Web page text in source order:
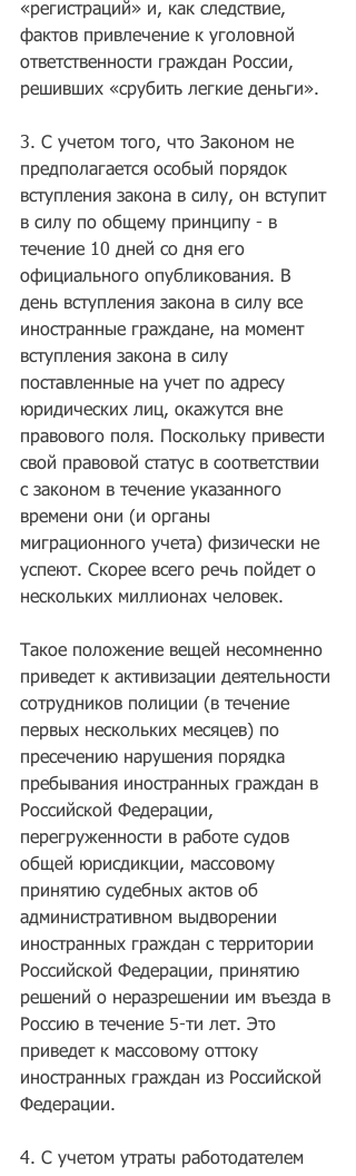
«регистраций» и, как следствие,
фактов привлечение к уголовной
ответственности граждан России,
решивших «срубить легкие деньги».
3. С учетом того, что Законом не
предполагается особый порядок
вступления закона в силу, он вступит
в силу по общему принципу - в
течение 10 дней со дня его
официального опубликования. В
день вступления закона в силу все
иностранные граждане, на момент
вступления закона в силу
поставленные на учет по адресу
юридических лиц, окажутся вне
правового поля. Поскольку привести
свой правовой статус в соответствии
с законом в течение указанного
времени они (и органы
миграционного учета) физически не
успеют. Скорее всего речь пойдет о
нескольких миллионах человек.
Такое положение вещей несомненно
приведет к активизации деятельности
сотрудников полиции (в течение
первых нескольких месяцев) по
пресечению нарушения порядка
пребывания иностранных граждан в
Российской Федерации,
перегруженности в работе судов
общей юрисдикции, массовому
принятию судебных актов об
административном выдворении
иностранных граждан с территории
Российской Федерации, принятию
решений о неразрешении им въезда в
Россию в течение 5-ти лет. Это
приведет к массовому оттоку
иностранных граждан из Российской
Федерации.
4. С учетом утраты работодателем